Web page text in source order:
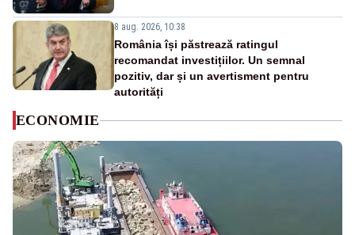
8 aug. 2026, 10:38
România își păstrează ratingul
recomandat investițiilor. Un semnal
pozitiv, dar și un avertisment pentru
autorități
ECONOMIE